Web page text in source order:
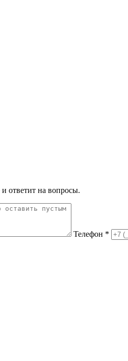
ответит на вопросы.
Телефон *